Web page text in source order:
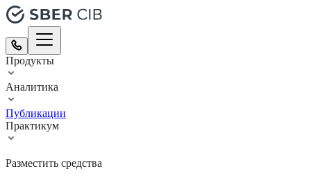
Продукты
Аналитика
Публикации
Практикум
Разместить средства